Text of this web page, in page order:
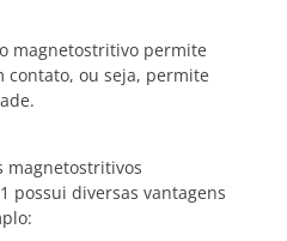
magnetostritivo permite
contato, ou seja, permite
magnetostritivos
possui diversas vantagens